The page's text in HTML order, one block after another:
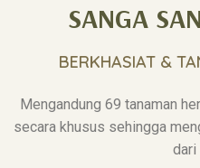
SANGA
BERKHASIAT &
Mengandung 69 tanaman
secara khusus sehingga
dari